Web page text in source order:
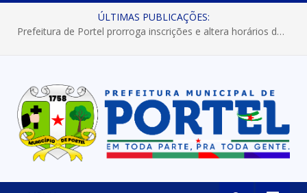
ÚLTIMAS PUBLICAÇÕES:
Prefeitura de Portel prorroga inscrições e altera horários dos concursos “Musa” e “Miss Mix Verão 2026”